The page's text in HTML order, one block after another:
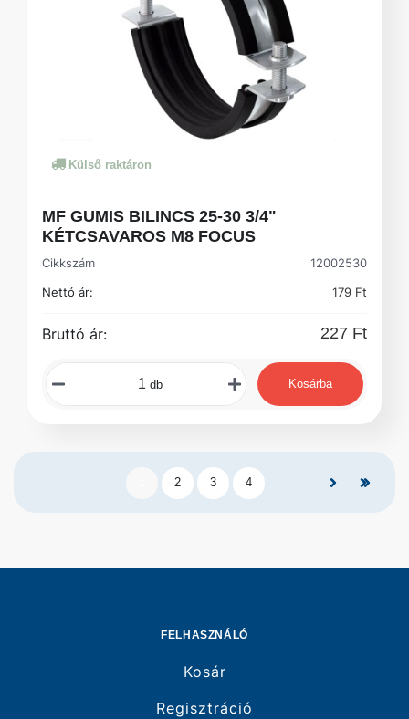
Külső raktáron
MF GUMIS BILINCS 25-30 3/4"
KÉTCSAVAROS M8 FOCUS
Cikkszám
12002530
Nettó ár:
179 Ft
Bruttó ár: 227 Ft
db Kosárba
2 3 4
FELHASZNÁLÓ
Kosár
Regisztráció